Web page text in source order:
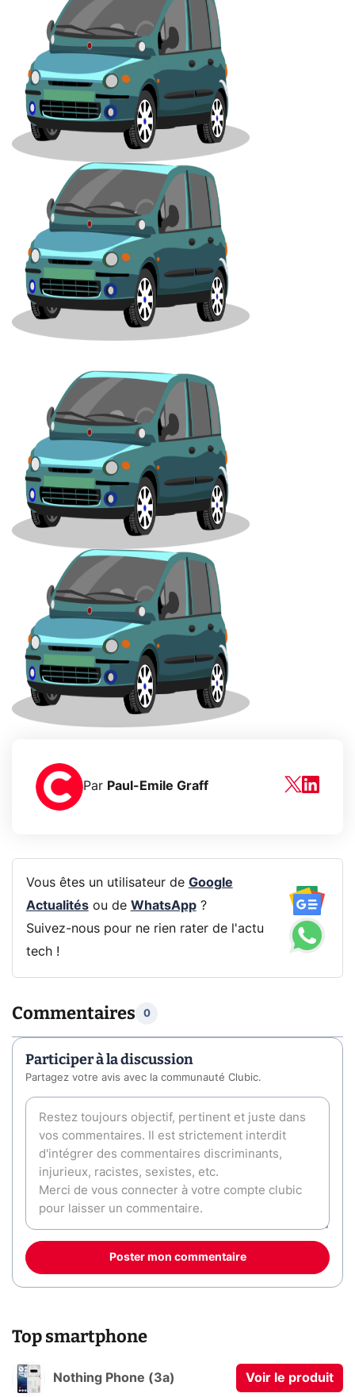
Par Paul-Emile Graff
Vous êtes un utilisateur de Google
Actualitésou de WhatsApp?
Suivez-nous pour ne rien rater de l'actu
tech !
Commentaires 0
Participer à la discussion
Partagez votre avis avec la communauté Clubic.
Poster mon commentaire
Top smartphone
Nothing Phone (3a) Voir le produit